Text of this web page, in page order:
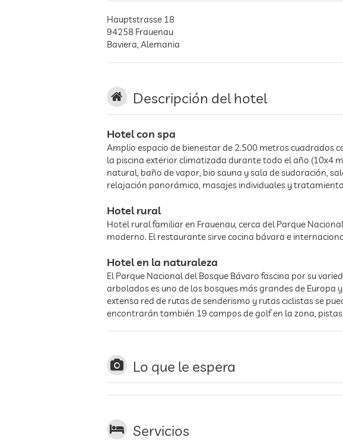
Hauptstrasse 18
94258 Frauenau
Baviera Alemania
Descripción del hotel
Hotel con spa
Amplio espacio de bienestar de 2.500 metros cuadrados
la piscina exterior climatizada durante todo el año (10x4
natural, baño de vapor, bio sauna y sala de sudoración,
relajación panorámica, masajes individuales y
Hotel rural
Hotel rural familiar en Frauenau, cerca del Parque
moderno. El restaurante sirve cocina bávara e
Hotel en la naturaleza
El Parque Nacional del Bosque Bávaro fascina por su
arbolados es uno de los bosques más grandes de
extensa red de rutas de senderismo y rutas ciclistas se
encontrarán también 19 campos de golf en la zona,
Lo que le espera
Servicios